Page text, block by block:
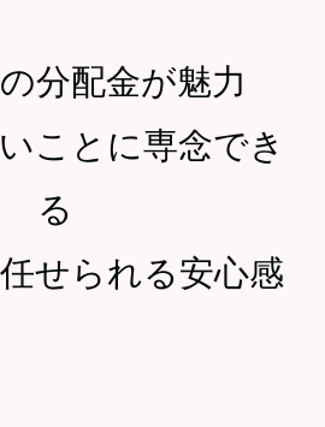
分配金が魅力
ことに専念でき
る
せられる安心感